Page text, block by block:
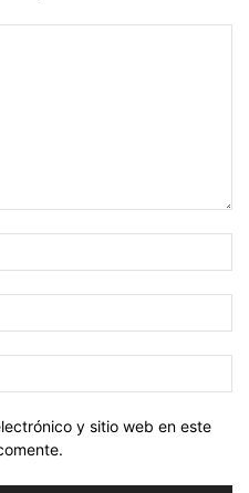
y sitio web en este